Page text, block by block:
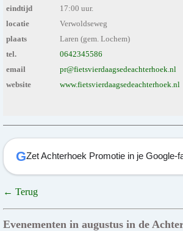
eindtijd
17:00 uur.
locatie
Verwoldseweg
plaats
Laren (gem. Lochem)
tel.
0642345586
email
pr@fietsvierdaagsedeachterhoek.nl
website
www.fietsvierdaagsedeachterhoek.nl
GZet Achterhoek Promotie in je Google-
← Terug
Evenementen in augustus in de